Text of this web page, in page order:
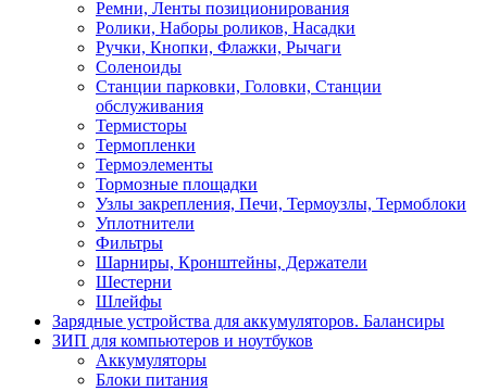
Ремни, Ленты позиционирования
Ролики, Наборы роликов, Насадки
Ручки, Кнопки, Флажки, Рычаги
Соленоиды
Станции парковки, Головки, Станции
обслуживания
Термисторы
Термопленки
Термоэлементы
Тормозные площадки
Узлы закрепления, Печи, Термоузлы, Термоблоки
Уплотнители
Фильтры
Шарниры, Кронштейны, Держатели
Шестерни
Шлейфы
Зарядные устройства для аккумуляторов. Балансиры
ЗИП для компьютеров и ноутбуков
Аккумуляторы
Блоки питания